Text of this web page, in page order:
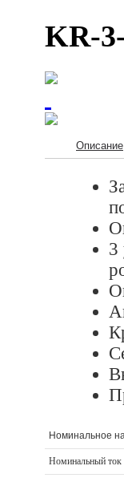
KR-
Описание
3
Номинальное
Номинальный ток